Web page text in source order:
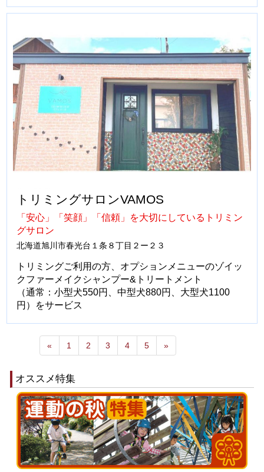
トリミングサロンVAMOS
「安心」「笑顔」「信頼」を大切にしているトリミン
グサロン
北海道旭川市春光台１条８丁目２ー２３
トリミングご利用の方、オプションメニューのゾイッ
クファーメイクシャンプー&トリートメント
（通常：小型犬550円、中型犬880円、大型犬1100
円）をサービス
« 1 2 3 4 5 »
オススメ特集